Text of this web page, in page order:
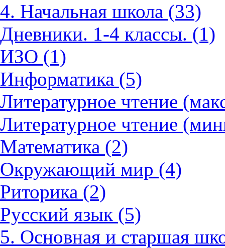
4. Начальная школа (33)
Дневники. 1-4 классы. (1)
ИЗО (1)
Информатика (5)
Литературное чтение
Литературное чтение
Математика (2)
Окружающий мир (4)
Риторика (2)
Русский язык (5)
5. Основная и старшая